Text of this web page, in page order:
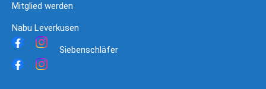
Mitglied werden
Nabu Leverkusen
Siebenschläfer